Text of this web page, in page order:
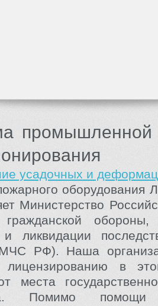
промышленной
усадочных и
оборудования
Министерство
обороны,
и ликвидации
РФ). Наша
лицензированию в
места
Помимо